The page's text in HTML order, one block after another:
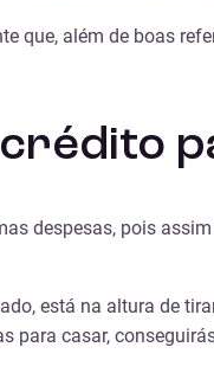
que, além de boas
despesas, pois
está na altura de
para casar,